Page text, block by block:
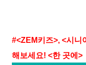
#<ZEM키즈>, <시니
해보세요! <한 곳에>